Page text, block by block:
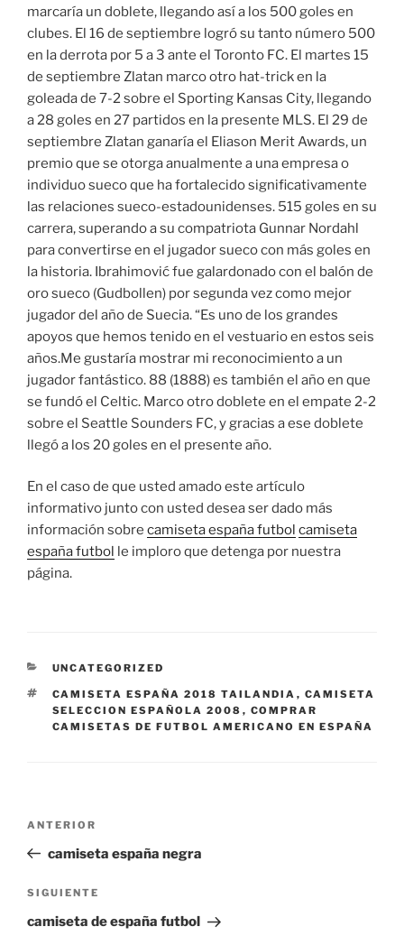
marcaría un doblete, llegando así a los 500 goles en
clubes. El 16 de septiembre logró su tanto número 500
en la derrota por 5 a 3 ante el Toronto FC. El martes 15
de septiembre Zlatan marco otro hat-trick en la
goleada de 7-2 sobre el Sporting Kansas City, llegando
a 28 goles en 27 partidos en la presente MLS. El 29 de
septiembre Zlatan ganaría el Eliason Merit Awards, un
premio que se otorga anualmente a una empresa o
individuo sueco que ha fortalecido significativamente
las relaciones sueco-estadounidenses. 515 goles en su
carrera, superando a su compatriota Gunnar Nordahl
para convertirse en el jugador sueco con más goles en
la historia. Ibrahimović fue galardonado con el balón de
oro sueco (Gudbollen) por segunda vez como mejor
jugador del año de Suecia. “Es uno de los grandes
apoyos que hemos tenido en el vestuario en estos seis
años.Me gustaría mostrar mi reconocimiento a un
jugador fantástico. 88 (1888) es también el año en que
se fundó el Celtic. Marco otro doblete en el empate 2-2
sobre el Seattle Sounders FC, y gracias a ese doblete
llegó a los 20 goles en el presente año.
En el caso de que usted amado este artículo
informativo junto con usted desea ser dado más
información sobre camiseta españa futbol camiseta
españa futbol le imploro que detenga por nuestra
página.
CATEGORÍAS
UNCATEGORIZED
ETIQUETAS
CAMISETA ESPAÑA 2018 TAILANDIA , CAMISETA
SELECCION ESPAÑOLA 2008 , COMPRAR
CAMISETAS DE FUTBOL AMERICANO EN ESPAÑA
entradas
Entrada
anterior:
ANTERIOR
camiseta españa negra
Siguiente
entrada
SIGUIENTE
camiseta de españa futbol